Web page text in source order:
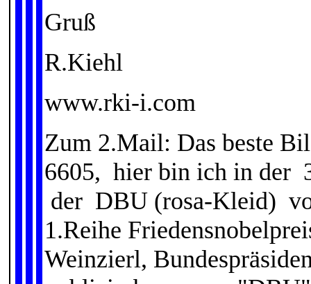
Gruß
R.Kiehl
www.rki-i.com
Zum 2.Mail: Das beste
6605, hier bin ich in der
der DBU (rosa-Kleid)
1.Reihe
Weinzierl,